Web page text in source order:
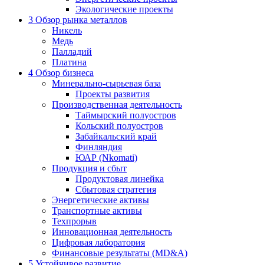
Экологические проекты
3 Обзор рынка металлов
Никель
Медь
Палладий
Платина
4 Обзор бизнеса
Минерально-сырьевая база
Проекты развития
Производственная деятельность
Таймырский полуостров
Кольский полуостров
Забайкальский край
Финляндия
ЮАР (Nkomati)
Продукция и сбыт
Продуктовая линейка
Сбытовая стратегия
Энергетические активы
Транспортные активы
Техпрорыв
Инновационная деятельность
Цифровая лаборатория
Финансовые результаты (MD&A)